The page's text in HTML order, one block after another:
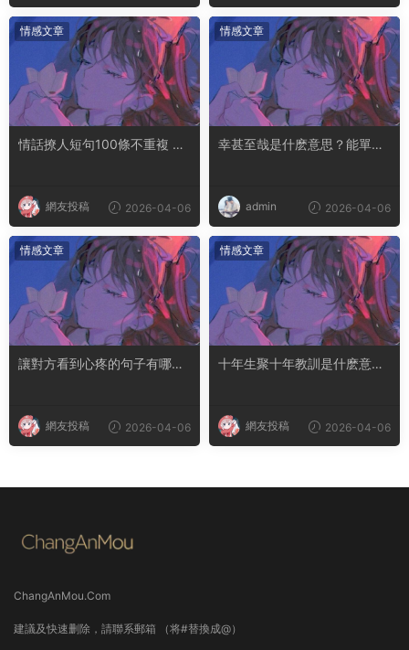
情感文章
情話撩人短句100條不重複 土
網友投稿 2026-04-06
情感文章
幸甚至哉是什麽意思？能單獨
admin 2026-04-06
情感文章
讓對方看到心疼的句子有哪
網友投稿 2026-04-06
情感文章
十年生聚十年教訓是什麽意思
網友投稿 2026-04-06
ChangAnMou.Com
建議及快速删除，請聯系郵箱 （将#替換成@）